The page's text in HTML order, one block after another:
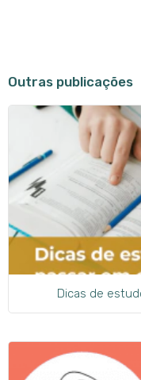
Outras publicações
Dicas de